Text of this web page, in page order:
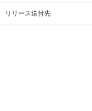
リリース送付先